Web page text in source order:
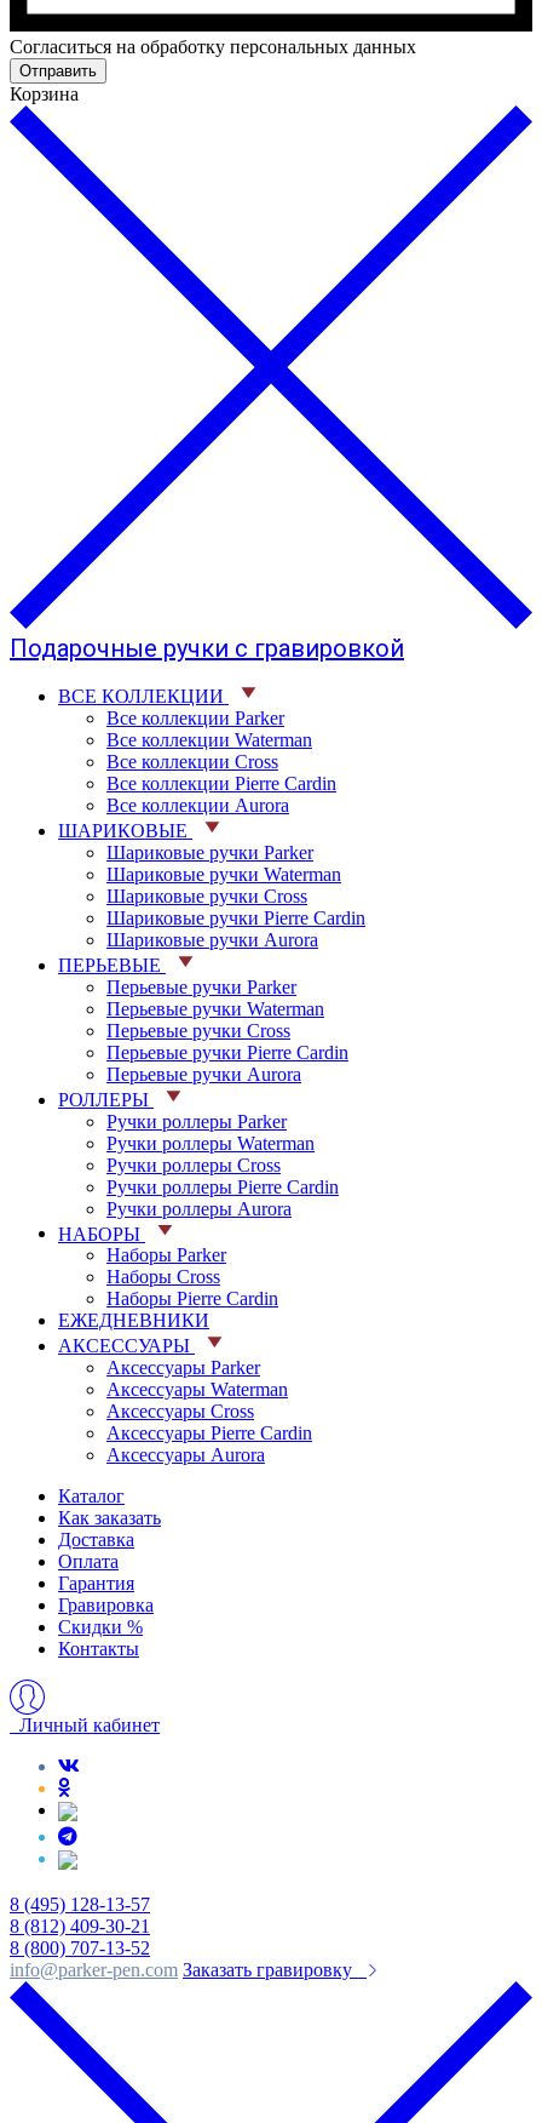
Cогласиться на обработку персональных данных
Отправить
Корзина
Подарочные ручки с гравировкой
ВСЕ КОЛЛЕКЦИИ
Все коллекции Parker
Все коллекции Waterman
Все коллекции Cross
Все коллекции Pierre Cardin
Все коллекции Aurora
ШАРИКОВЫЕ
Шариковые ручки Parker
Шариковые ручки Waterman
Шариковые ручки Cross
Шариковые ручки Pierre Cardin
Шариковые ручки Aurora
ПЕРЬЕВЫЕ
Перьевые ручки Parker
Перьевые ручки Waterman
Перьевые ручки Cross
Перьевые ручки Pierre Cardin
Перьевые ручки Aurora
РОЛЛЕРЫ
Ручки роллеры Parker
Ручки роллеры Waterman
Ручки роллеры Cross
Ручки роллеры Pierre Cardin
Ручки роллеры Aurora
НАБОРЫ
Наборы Parker
Наборы Cross
Наборы Pierre Cardin
ЕЖЕДНЕВНИКИ
АКСЕССУАРЫ
Аксессуары Parker
Аксессуары Waterman
Аксессуары Cross
Аксессуары Pierre Cardin
Аксессуары Aurora
Каталог
Как заказать
Доставка
Оплата
Гарантия
Гравировка
Скидки %
Контакты
Личный кабинет
8 (495) 128-13-57
8 (812) 409-30-21
8 (800) 707-13-52
info@parker-pen.com Заказать гравировку